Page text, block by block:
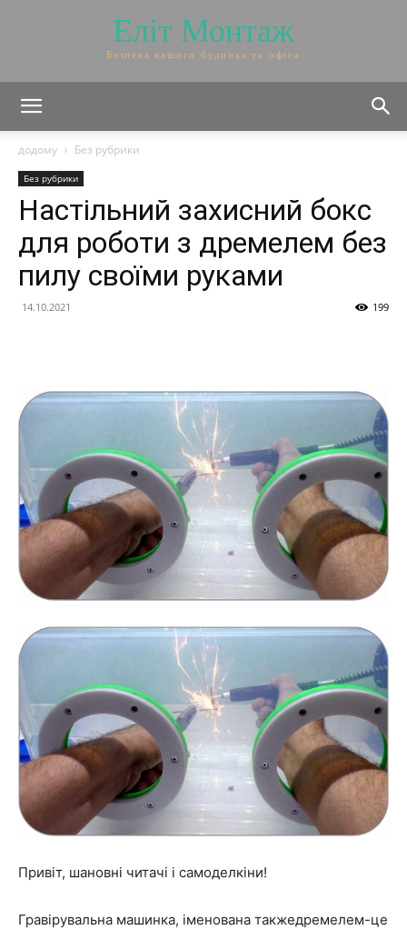
Еліт Монтаж
Безпека вашого будинка та офіса
додому Без рубрики
Без рубрики
Настільний захисний бокс
для роботи з дремелем без
пилу своїми руками
14.10.2021 199
Привіт, шановні читачі і самоделкіни!
Гравірувальна машинка, іменована такжедремелем-це